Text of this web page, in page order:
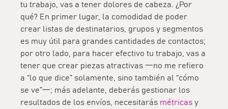
tu trabajo, vas a tener dolores de cabeza. ¿Por
qué? En primer lugar, la comodidad de poder
crear listas de destinatarios, grupos y segmentos
es muy útil para grandes cantidades de contactos;
por otro lado, para hacer efectivo tu trabajo, vas a
tener que crear piezas atractivas 一no me refiero
a “lo que dice” solamente, sino también al “cómo
se ve”一; más adelante, deberás gestionar los
resultados de los envíos, necesitarás métricas y